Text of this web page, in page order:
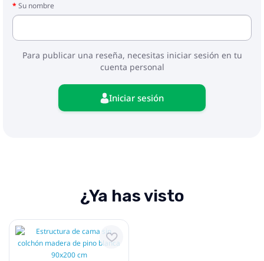
Su nombre
Para publicar una reseña, necesitas iniciar sesión en tu
cuenta personal
Iniciar sesión
¿Ya has visto